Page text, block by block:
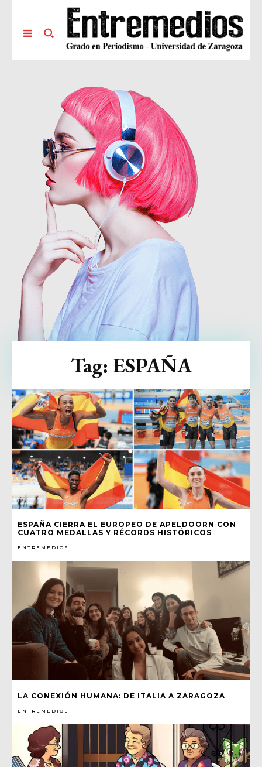
ESPAÑA CIERRA EL EUROPEO DE APELDOORN CON
CUATRO MEDALLAS Y RÉCORDS HISTÓRICOS
ENTREMEDIOS
LA CONEXIÓN HUMANA: DE ITALIA A ZARAGOZA
ENTREMEDIOS
Tag: ESPAÑA